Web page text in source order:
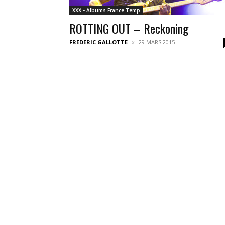
XXX - Albums France Temp
ROTTING OUT – Reckoning
FREDERIC GALLOTTE 29 MARS 2015